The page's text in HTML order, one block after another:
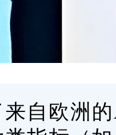
自欧洲